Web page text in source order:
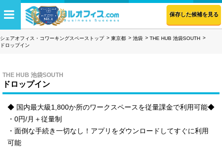
保存した候補を見る
シェアオフィス・コワーキングスペーストップ 東京都 池袋
THE HUB 池袋SOUTH
ドロップイン
THE HUB 池袋SOUTH
ドロップイン
◆ 国内最大級1,800か所のワークスペースを従量課金で利用可能◆
・0円/月＋従量制
・面倒な手続き一切なし！アプリをダウンロードしてすぐに利用
可能